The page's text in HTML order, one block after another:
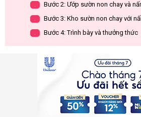
. Bước 2: Ướp sườn non chay và
. Bước 3: Kho sườn non chay với
. Bước 4: Trình bày và thưởng thức